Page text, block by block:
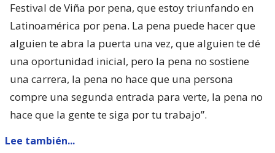
Festival de Viña por pena, que estoy triunfando en
Latinoamérica por pena. La pena puede hacer que
alguien te abra la puerta una vez, que alguien te dé
una oportunidad inicial, pero la pena no sostiene
una carrera, la pena no hace que una persona
compre una segunda entrada para verte, la pena no
hace que la gente te siga por tu trabajo”.
Lee también...